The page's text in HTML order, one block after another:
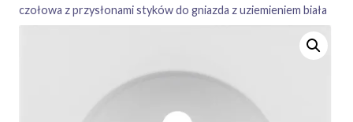
czołowa z przysłonami styków do gniazda z uziemieniem biała